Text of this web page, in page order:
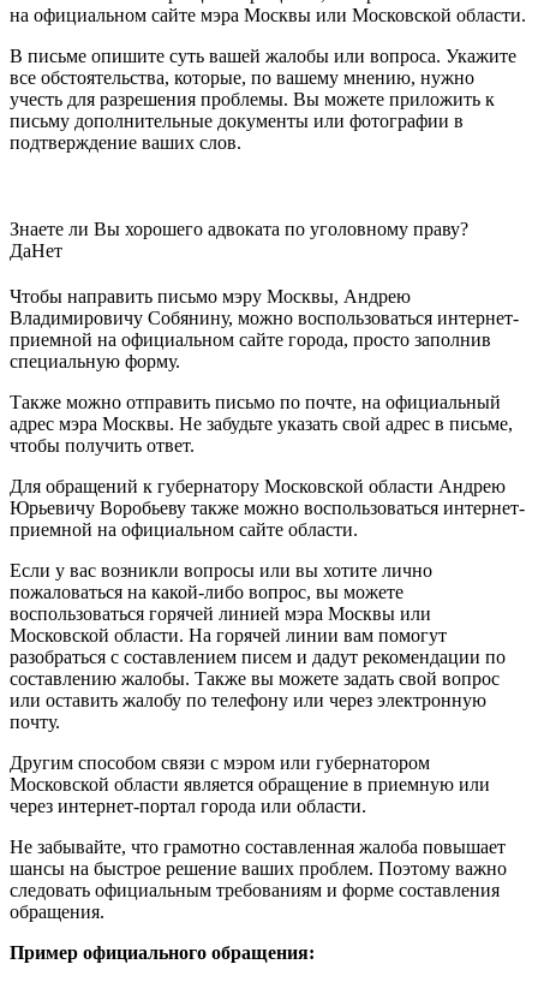
на официальном сайте мэра Москвы или Московской области.
В письме опишите суть вашей жалобы или вопроса. Укажите
все обстоятельства, которые, по вашему мнению, нужно
учесть для разрешения проблемы. Вы можете приложить к
письму дополнительные документы или фотографии в
подтверждение ваших слов.
Знаете ли Вы хорошего адвоката по уголовному праву?
ДаНет
Чтобы направить письмо мэру Москвы, Андрею
Владимировичу Собянину, можно воспользоваться интернет-
приемной на официальном сайте города, просто заполнив
специальную форму.
Также можно отправить письмо по почте, на официальный
адрес мэра Москвы. Не забудьте указать свой адрес в письме,
чтобы получить ответ.
Для обращений к губернатору Московской области Андрею
Юрьевичу Воробьеву также можно воспользоваться интернет-
приемной на официальном сайте области.
Если у вас возникли вопросы или вы хотите лично
пожаловаться на какой-либо вопрос, вы можете
воспользоваться горячей линией мэра Москвы или
Московской области. На горячей линии вам помогут
разобраться с составлением писем и дадут рекомендации по
составлению жалобы. Также вы можете задать свой вопрос
или оставить жалобу по телефону или через электронную
почту.
Другим способом связи с мэром или губернатором
Московской области является обращение в приемную или
через интернет-портал города или области.
Не забывайте, что грамотно составленная жалоба повышает
шансы на быстрое решение ваших проблем. Поэтому важно
следовать официальным требованиям и форме составления
обращения.
Пример официального обращения: